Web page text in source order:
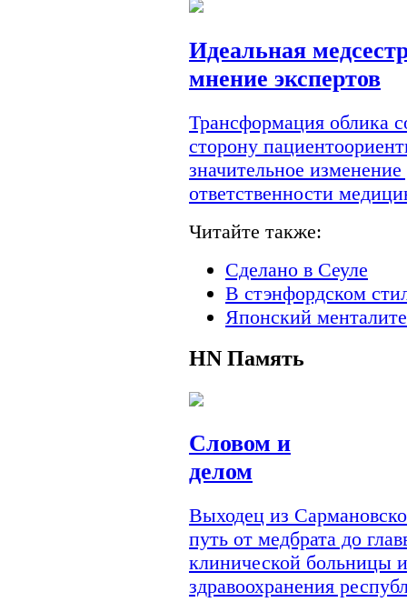
Идеальная
мнение экспертов
Трансформация облика
сторону
значительное
ответственности
Читайте также:
Сделано в Сеуле
В стэнфордском
Японский
HN Память
Словом и
делом
Выходец из
путь от медбрата до
клинической больницы
здравоохранения